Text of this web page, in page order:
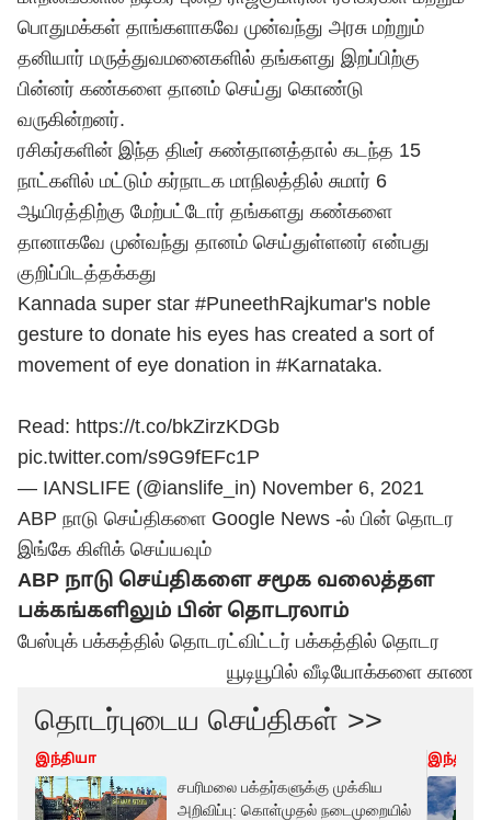
பொதுமக்கள் தாங்களாகவே முன்வந்து அரசு மற்றும்
தனியார் மருத்துவமனைகளில் தங்களது இறப்பிற்கு
பின்னர் கண்களை தானம் செய்து கொண்டு
வருகின்றனர்.
ரசிகர்களின் இந்த திடீர் கண்தானத்தால் கடந்த 15
நாட்களில் மட்டும் கர்நாடக மாநிலத்தில் சுமார் 6
ஆயிரத்திற்கு மேற்பட்டோர் தங்களது கண்களை
தானாகவே முன்வந்து தானம் செய்துள்ளனர் என்பது
குறிப்பிடத்தக்கது
Kannada super star #PuneethRajkumar's noble
gesture to donate his eyes has created a sort of
movement of eye donation in #Karnataka.
Read: https://t.co/bkZirzKDGb
pic.twitter.com/s9G9fEFc1P
— IANSLIFE (@ianslife_in) November 6, 2021
ABP நாடு செய்திகளை Google News -ல் பின் தொடர
இங்கே கிளிக் செய்யவும்
ABP நாடு செய்திகளை சமூக வலைத்தள
பக்கங்களிலும் பின் தொடரலாம்
பேஸ்புக் பக்கத்தில் தொடரட்விட்டர் பக்கத்தில் தொடர
யூடியூபில் வீடியோக்களை காண
தொடர்புடைய செய்திகள் >>
இந்தியா
சபரிமலை பக்தர்களுக்கு முக்கிய
அறிவிப்பு: கொள்முதல் நடைமுறையில்
இந்தியா